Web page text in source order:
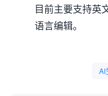
目前主要支持英
语言编辑。
AI